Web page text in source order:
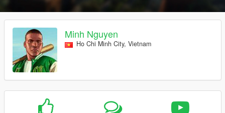
Minh Nguyen
Ho Chi Minh City, Vietnam